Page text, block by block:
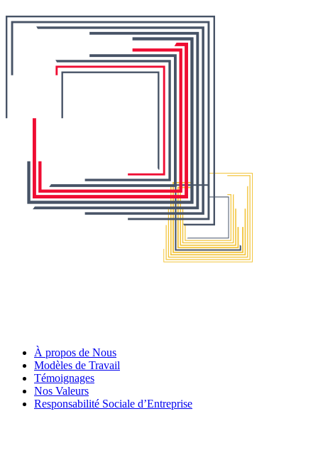
À propos de Nous
Modèles de Travail
Témoignages
Nos Valeurs
Responsabilité Sociale d’Entreprise